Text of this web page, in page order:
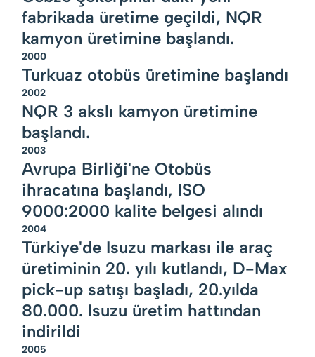
fabrikada üretime geçildi, NQR
kamyon üretimine başlandı.
2000
Turkuaz otobüs üretimine başlandı
2002
NQR 3 akslı kamyon üretimine
başlandı.
2003
Avrupa Birliği'ne Otobüs
ihracatına başlandı, ISO
9000:2000 kalite belgesi alındı
2004
Türkiye'de Isuzu markası ile araç
üretiminin 20. yılı kutlandı, D-Max
pick-up satışı başladı, 20.yılda
80.000. Isuzu üretim hattından
indirildi
2005